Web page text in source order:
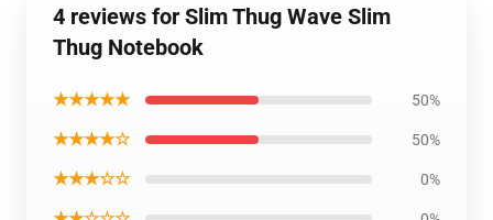
4 reviews for Slim Thug Wave Slim
Thug Notebook
★★★★★ 50%
★★★★☆ 50%
★★★☆☆ 0%